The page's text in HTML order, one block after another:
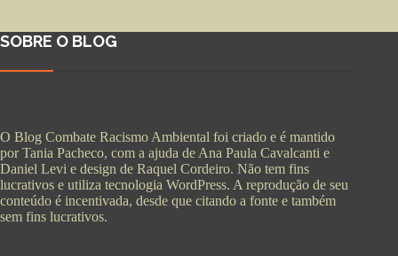
SOBRE O BLOG
O Blog Combate Racismo Ambiental foi criado e é mantido
por Tania Pacheco, com a ajuda de Ana Paula Cavalcanti e
Daniel Levi e design de Raquel Cordeiro. Não tem fins
lucrativos e utiliza tecnologia WordPress. A reprodução de seu
conteúdo é incentivada, desde que citando a fonte e também
sem fins lucrativos.